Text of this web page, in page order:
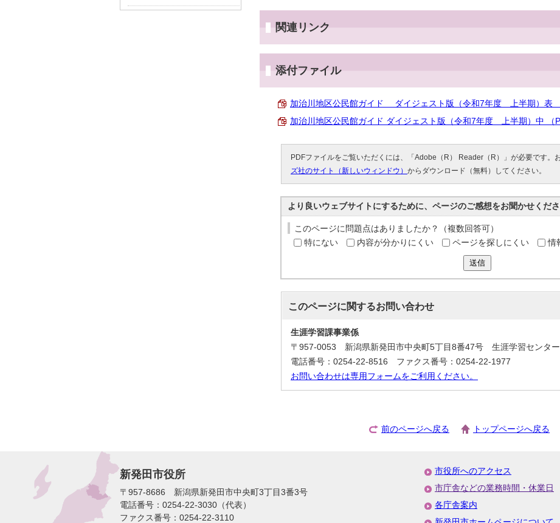
関連リンク
添付ファイル
加治川地区公民館ガイド ダイジェスト版（令和7年度 上半期）表
加治川地区公民館ガイド ダイジェスト版（令和7年度 上半期）中 （
PDFファイルをご覧いただくには、「Adobe（R） Reader（R）」が必要です。
ズ社のサイト（新しいウィンドウ） からダウンロード（無料）してください。
より良いウェブサイトにするために、ページのご感想をお聞かせくださ
このページに問題点はありましたか？（複数回答可）
特にない
内容が分かりにくい ページを探しにくい 情
送信
このページに関するお問い合わせ
生涯学習課事業係
〒957-0053 新潟県新発田市中央町5丁目8番47号 生涯学習センタ
電話番号：0254-22-8516 ファクス番号：0254-22-1977
お問い合わせは専用フォームをご利用ください。
前のページへ戻る トップページへ戻る
新発田市役所
〒957-8686 新潟県新発田市中央町3丁目3番3号
電話番号：0254-22-3030（代表）
ファクス番号：0254-22-3110
市役所へのアクセス
市庁舎などの業務時間・休業日
各庁舎案内